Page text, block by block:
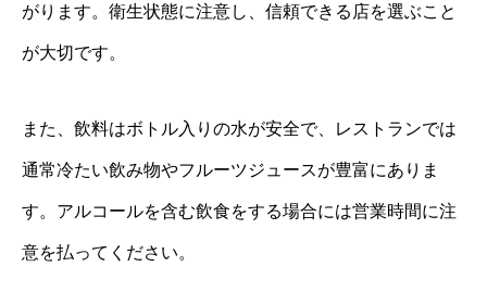
がります。衛生状態に注意し、信頼できる店を選ぶこと
が大切です。
また、飲料はボトル入りの水が安全で、レストランでは
通常冷たい飲み物やフルーツジュースが豊富にありま
す。アルコールを含む飲食をする場合には営業時間に注
意を払ってください。